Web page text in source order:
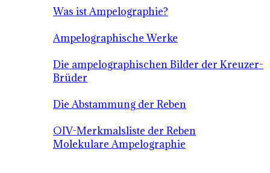
Was ist Ampelographie?
Ampelographische Werke
Die ampelographischen Bilder der Kreuzer-
Brüder
Die Abstammung der Reben
OIV-Merkmalsliste der Reben
Molekulare Ampelographie